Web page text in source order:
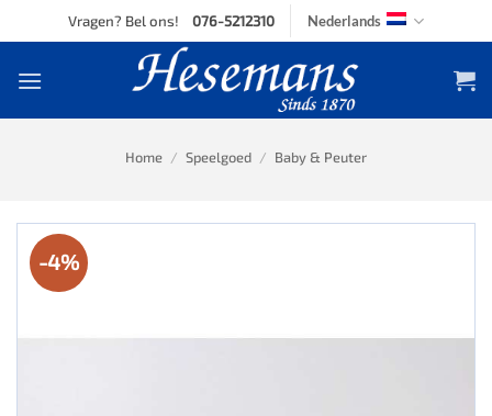
to
Vragen? Bel ons! 076-5212310 Nederlands
Home / Speelgoed / Baby & Peuter
-4%